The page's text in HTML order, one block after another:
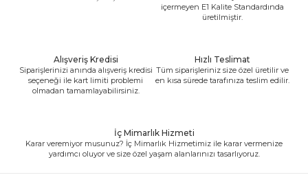
içermeyen E1 Kalite Standardında
üretilmiştir.
Alışveriş Kredisi
Siparişlerinizi anında alışveriş kredisi
seçeneği ile kart limiti problemi
olmadan tamamlayabilirsiniz.
Hızlı Teslimat
Tüm siparişleriniz size özel üretilir ve
en kısa sürede tarafınıza teslim edilir.
İç Mimarlık Hizmeti
Karar veremiyor musunuz? İç Mimarlık Hizmetimiz ile karar vermenize
yardımcı oluyor ve size özel yaşam alanlarınızı tasarlıyoruz.